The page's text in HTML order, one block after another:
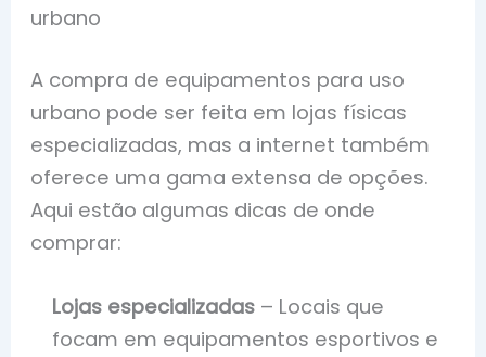
urbano
A compra de equipamentos para uso
urbano pode ser feita em lojas físicas
especializadas, mas a internet também
oferece uma gama extensa de opções.
Aqui estão algumas dicas de onde
comprar:
Lojas especializadas – Locais que
focam em equipamentos esportivos e